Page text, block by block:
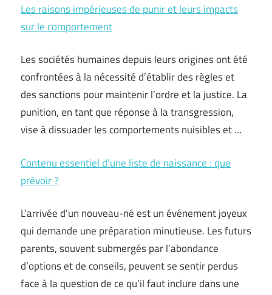
Les raisons impérieuses de punir et leurs impacts
sur le comportement
Les sociétés humaines depuis leurs origines ont été
confrontées à la nécessité d’établir des règles et
des sanctions pour maintenir l’ordre et la justice. La
punition, en tant que réponse à la transgression,
vise à dissuader les comportements nuisibles et …
Contenu essentiel d’une liste de naissance : que
prévoir ?
L’arrivée d’un nouveau-né est un événement joyeux
qui demande une préparation minutieuse. Les futurs
parents, souvent submergés par l’abondance
d’options et de conseils, peuvent se sentir perdus
face à la question de ce qu’il faut inclure dans une